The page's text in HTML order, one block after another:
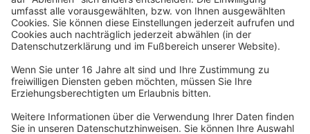
Kabel-Werk GmbH u. Co. KG
Ostermoorstraße 77
26683 Saterland
Fax +49 4498 88-900
info[att]waskoenig.de
Folgen Sie uns: